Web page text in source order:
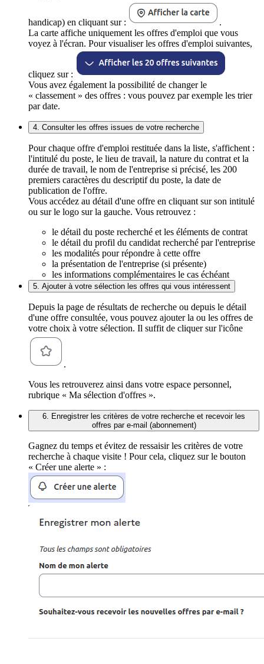
handicap) en cliquant sur :
.
La carte affiche uniquement les offres d'emploi que vous
voyez à l'écran. Pour visualiser les offres d'emploi suivantes,
cliquez sur :
Vous avez également la possibilité de changer le
« classement » des offres : vous pouvez par exemple les trier
par date.
4. Consulter les offres issues de votre recherche
Pour chaque offre d'emploi restituée dans la liste, s'affichent :
l'intitulé du poste, le lieu de travail, la nature du contrat et la
durée de travail, le nom de l'entreprise si précisé, les 200
premiers caractères du descriptif du poste, la date de
publication de l'offre.
Vous accédez au détail d'une offre en cliquant sur son intitulé
ou sur le logo sur la gauche. Vous retrouvez :
le détail du poste recherché et les éléments de contrat
le détail du profil du candidat recherché par l'entreprise
les modalités pour répondre à cette offre
la présentation de l'entreprise (si présente)
les informations complémentaires le cas échéant
5. Ajouter à votre sélection les offres qui vous intéressent
Depuis la page de résultats de recherche ou depuis le détail
d'une offre consultée, vous pouvez ajouter la ou les offres de
votre choix à votre sélection. Il suffit de cliquer sur l'icône
.
Vous les retrouverez ainsi dans votre espace personnel,
rubrique « Ma sélection d'offres ».
6. Enregistrer les critères de votre recherche et recevoir les
offres par e-mail (abonnement)
Gagnez du temps et évitez de ressaisir les critères de votre
recherche à chaque visite ! Pour cela, cliquez sur le bouton
« Créer une alerte » :